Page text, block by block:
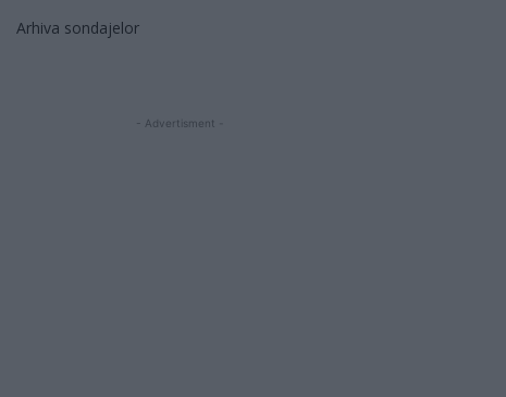
Arhiva sondajelor
- Advertisment -